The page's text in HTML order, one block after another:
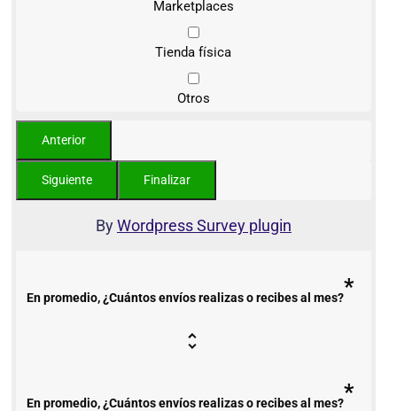
Marketplaces
Tienda física
Otros
ByWordpress Survey plugin
En promedio, ¿Cuántos envíos realizas o recibes al mes?*
En promedio, ¿Cuántos envíos realizas o recibes al mes?*